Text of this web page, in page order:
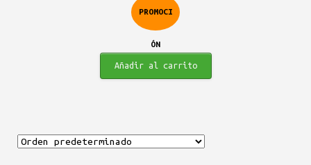
PROMOCI
ÓN
Añadir al carrito